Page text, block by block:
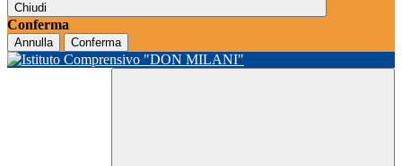
Chiudi
Conferma
Annulla Conferma